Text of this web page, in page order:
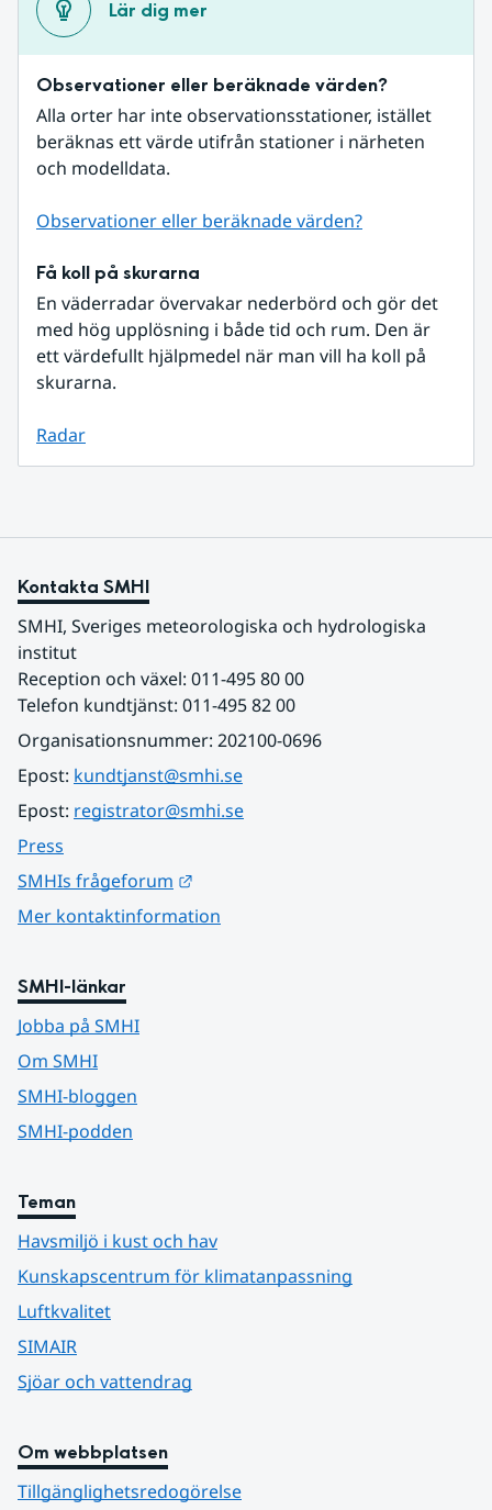
Lär dig mer
Observationer eller beräknade värden?
Alla orter har inte observationsstationer, istället
beräknas ett värde utifrån stationer i närheten
och modelldata.
Observationer eller beräknade värden?
Få koll på skurarna
En väderradar övervakar nederbörd och gör det
med hög upplösning i både tid och rum. Den är
ett värdefullt hjälpmedel när man vill ha koll på
skurarna.
Radar
Kontakta SMHI
SMHI, Sveriges meteorologiska och hydrologiska
institut
Reception och växel: 011-495 80 00
Telefon kundtjänst: 011-495 82 00
Organisationsnummer: 202100-0696
Epost: kundtjanst@smhi.se
Epost: registrator@smhi.se
Press
SMHIs frågeforum
Mer kontaktinformation
SMHI-länkar
Jobba på SMHI
Om SMHI
SMHI-bloggen
SMHI-podden
Teman
Havsmiljö i kust och hav
Kunskapscentrum för klimatanpassning
Luftkvalitet
SIMAIR
Sjöar och vattendrag
Om webbplatsen
Tillgänglighetsredogörelse